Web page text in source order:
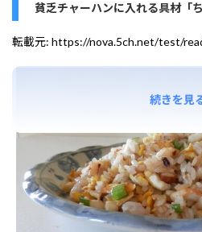
貧乏チャーハンに入れる具材「
転載元: https://nova.5ch.net/test/
続きを見